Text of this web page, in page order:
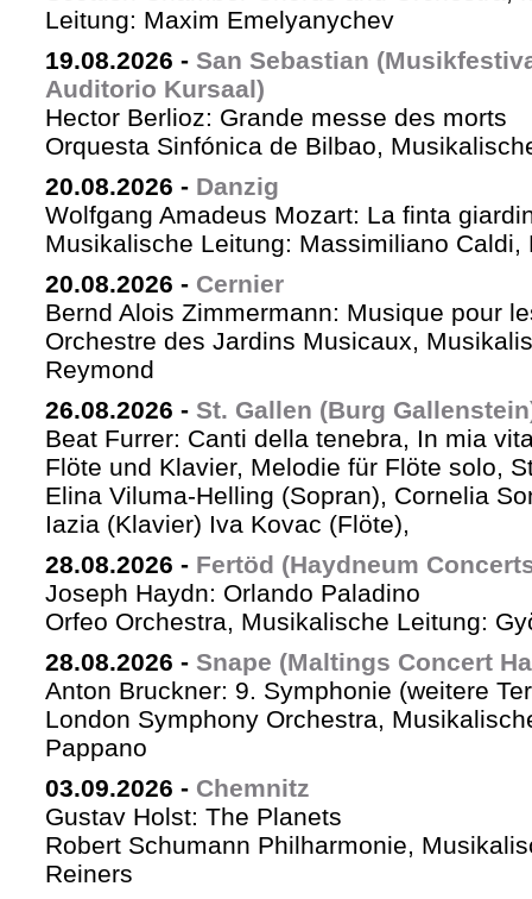
Leitung: Maxim Emelyanychev
19.08.2026 - San Sebastian
Auditorio Kursaal)
Hector Berlioz: Grande messe des morts
Orquesta Sinfónica de Bilbao,
20.08.2026 - Danzig
Wolfgang Amadeus Mozart: La finta
Musikalische Leitung: Massimiliano Caldi,
20.08.2026 - Cernier
Bernd Alois Zimmermann: Musique pour
Orchestre des Jardins Musicaux,
Reymond
26.08.2026 - St. Gallen (Burg
Beat Furrer: Canti della tenebra, In mia
Flöte und Klavier, Melodie für Flöte solo,
Elina Viluma-Helling (Sopran), Cornelia
Iazia (Klavier) Iva Kovac (Flöte),
28.08.2026 - Fertöd (Haydneum
Joseph Haydn: Orlando Paladino
Orfeo Orchestra, Musikalische Leitung:
28.08.2026 - Snape (Maltings Concert
Anton Bruckner: 9. Symphonie (weitere
London Symphony Orchestra,
Pappano
03.09.2026 - Chemnitz
Gustav Holst: The Planets
Robert Schumann Philharmonie,
Reiners